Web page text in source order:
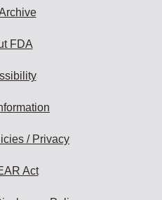
FDA
/ Privacy
Act